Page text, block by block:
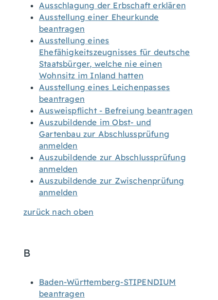
Ausschlagung der Erbschaft erklären
Ausstellung einer Eheurkunde
beantragen
Ausstellung eines
Ehefähigkeitszeugnisses für deutsche
Staatsbürger, welche nie einen
Wohnsitz im Inland hatten
Ausstellung eines Leichenpasses
beantragen
Ausweispflicht - Befreiung beantragen
Auszubildende im Obst- und
Gartenbau zur Abschlussprüfung
anmelden
Auszubildende zur Abschlussprüfung
anmelden
Auszubildende zur Zwischenprüfung
anmelden
zurück nach oben
B
Baden-Württemberg-STIPENDIUM
beantragen